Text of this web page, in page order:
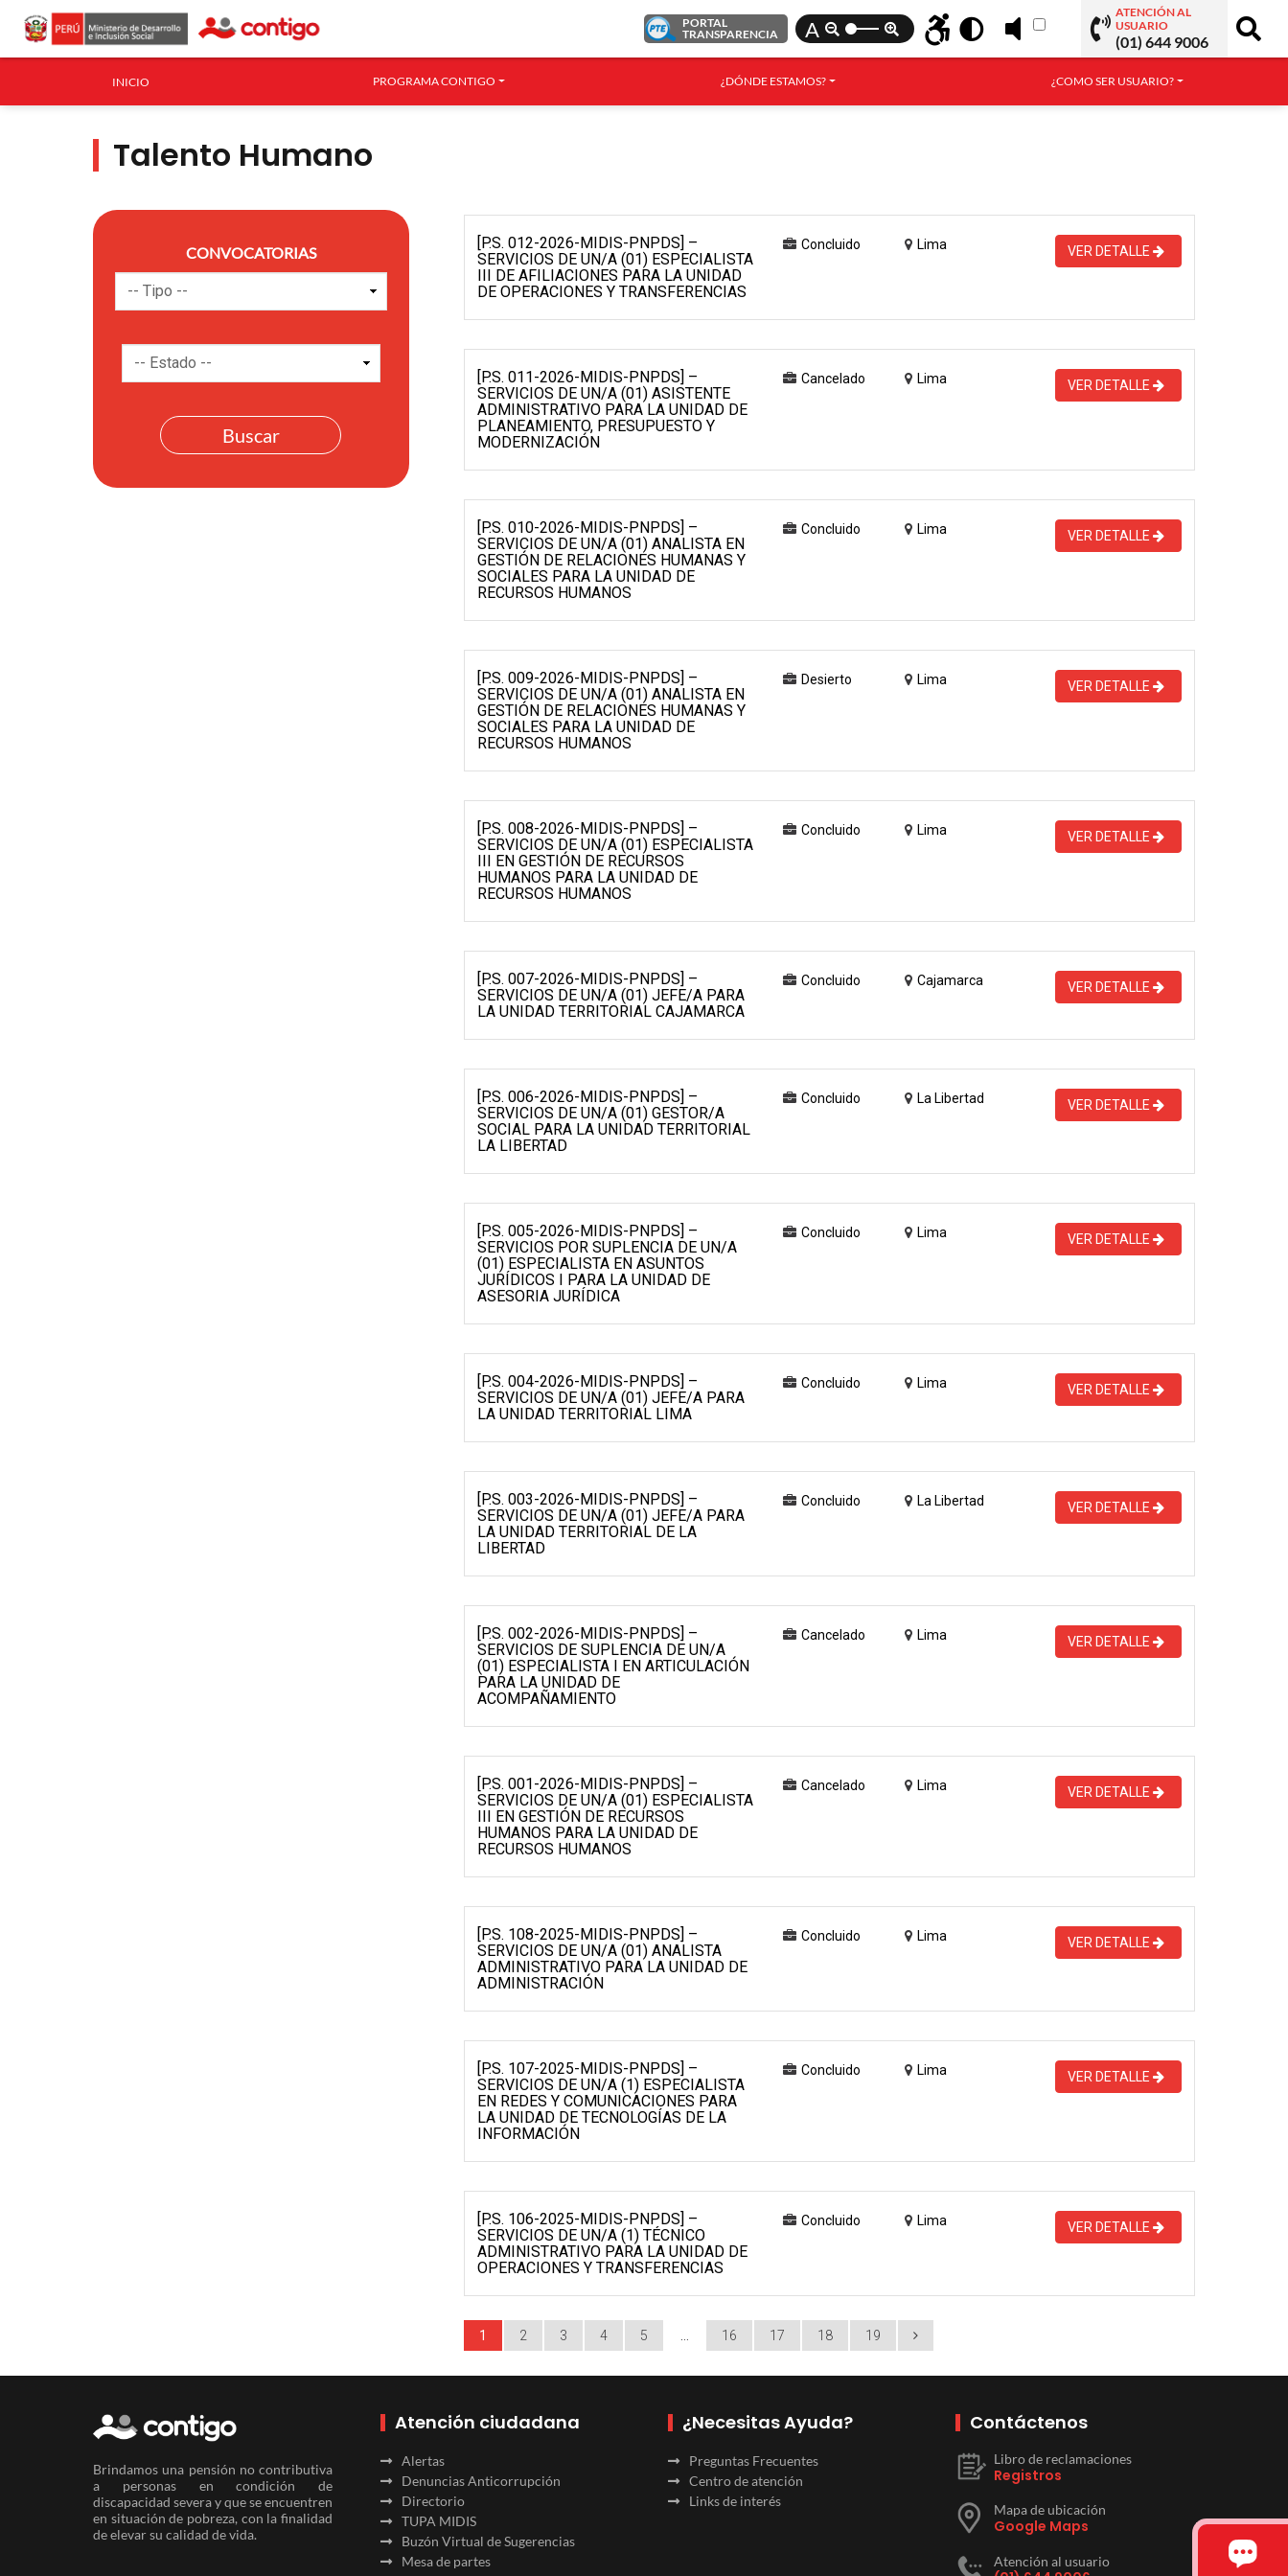
PORTAL
TRANSPARENCIA
A
ATENCIÓN AL
USUARIO
(01) 644 9006
INICIO PROGRAMA CONTIGO ¿DÓNDE ESTAMOS? ¿COMO SER USUARIO?
Talento Humano
CONVOCATORIAS
[P.S. 012-2026-MIDIS-PNPDS] –
SERVICIOS DE UN/A (01) ESPECIALISTA
III DE AFILIACIONES PARA LA UNIDAD
DE OPERACIONES Y TRANSFERENCIAS
Concluido Lima VER DETALLE
[P.S. 011-2026-MIDIS-PNPDS] –
SERVICIOS DE UN/A (01) ASISTENTE
ADMINISTRATIVO PARA LA UNIDAD DE
PLANEAMIENTO, PRESUPUESTO Y
MODERNIZACIÓN
Cancelado Lima VER DETALLE
[P.S. 010-2026-MIDIS-PNPDS] –
SERVICIOS DE UN/A (01) ANALISTA EN
GESTIÓN DE RELACIONES HUMANAS Y
SOCIALES PARA LA UNIDAD DE
RECURSOS HUMANOS
Concluido Lima VER DETALLE
[P.S. 009-2026-MIDIS-PNPDS] –
SERVICIOS DE UN/A (01) ANALISTA EN
GESTIÓN DE RELACIONES HUMANAS Y
SOCIALES PARA LA UNIDAD DE
RECURSOS HUMANOS
Desierto Lima VER DETALLE
[P.S. 008-2026-MIDIS-PNPDS] –
SERVICIOS DE UN/A (01) ESPECIALISTA
III EN GESTIÓN DE RECURSOS
HUMANOS PARA LA UNIDAD DE
RECURSOS HUMANOS
Concluido Lima VER DETALLE
[P.S. 007-2026-MIDIS-PNPDS] –
SERVICIOS DE UN/A (01) JEFE/A PARA
LA UNIDAD TERRITORIAL CAJAMARCA
Concluido Cajamarca VER DETALLE
[P.S. 006-2026-MIDIS-PNPDS] –
SERVICIOS DE UN/A (01) GESTOR/A
SOCIAL PARA LA UNIDAD TERRITORIAL
LA LIBERTAD
Concluido La Libertad VER DETALLE
[P.S. 005-2026-MIDIS-PNPDS] –
SERVICIOS POR SUPLENCIA DE UN/A
(01) ESPECIALISTA EN ASUNTOS
JURÍDICOS I PARA LA UNIDAD DE
ASESORIA JURÍDICA
Concluido Lima VER DETALLE
[P.S. 004-2026-MIDIS-PNPDS] –
SERVICIOS DE UN/A (01) JEFE/A PARA
LA UNIDAD TERRITORIAL LIMA
Concluido Lima VER DETALLE
[P.S. 003-2026-MIDIS-PNPDS] –
SERVICIOS DE UN/A (01) JEFE/A PARA
LA UNIDAD TERRITORIAL DE LA
LIBERTAD
Concluido La Libertad VER DETALLE
[P.S. 002-2026-MIDIS-PNPDS] –
SERVICIOS DE SUPLENCIA DE UN/A
(01) ESPECIALISTA I EN ARTICULACIÓN
PARA LA UNIDAD DE
ACOMPAÑAMIENTO
Cancelado Lima VER DETALLE
[P.S. 001-2026-MIDIS-PNPDS] –
SERVICIOS DE UN/A (01) ESPECIALISTA
III EN GESTIÓN DE RECURSOS
HUMANOS PARA LA UNIDAD DE
RECURSOS HUMANOS
Cancelado Lima VER DETALLE
[P.S. 108-2025-MIDIS-PNPDS] –
SERVICIOS DE UN/A (01) ANALISTA
ADMINISTRATIVO PARA LA UNIDAD DE
ADMINISTRACIÓN
Concluido Lima VER DETALLE
[P.S. 107-2025-MIDIS-PNPDS] –
SERVICIOS DE UN/A (1) ESPECIALISTA
EN REDES Y COMUNICACIONES PARA
LA UNIDAD DE TECNOLOGÍAS DE LA
INFORMACIÓN
Concluido Lima VER DETALLE
[P.S. 106-2025-MIDIS-PNPDS] –
SERVICIOS DE UN/A (1) TÉCNICO
ADMINISTRATIVO PARA LA UNIDAD DE
OPERACIONES Y TRANSFERENCIAS
Concluido Lima VER DETALLE
1 2 3 4 5 16 17 18 19
Brindamos una pensión no contributiva
a personas en condición de
discapacidad severa y que se encuentren
en situación de pobreza, con la finalidad
de elevar su calidad de vida.
Atención ciudadana
Alertas
Denuncias Anticorrupción
Directorio
TUPA MIDIS
Buzón Virtual de Sugerencias
Mesa de partes
¿Necesitas Ayuda?
Preguntas Frecuentes
Centro de atención
Links de interés
Contáctenos
Libro de reclamaciones
Registros
Mapa de ubicación
Google Maps
Atención al usuario